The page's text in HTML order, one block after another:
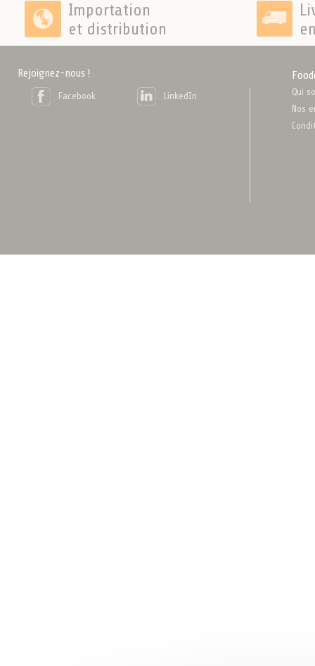
Importation
et distribution
Rejoignez-nous !
Facebook LinkedIn
Qui
Nos